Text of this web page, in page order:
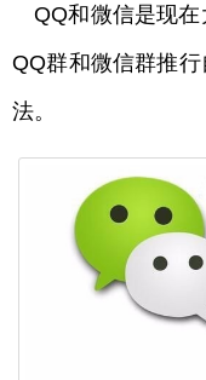
QQ和微信是现
QQ群和微信群推
法。